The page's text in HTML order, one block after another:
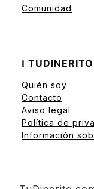
Comunidad
ℹ️ TUDINERITO
Quién soy
Contacto
Aviso legal
Política de
Información